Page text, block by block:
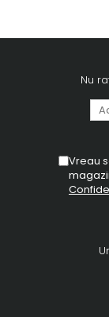
Nu
Vreau